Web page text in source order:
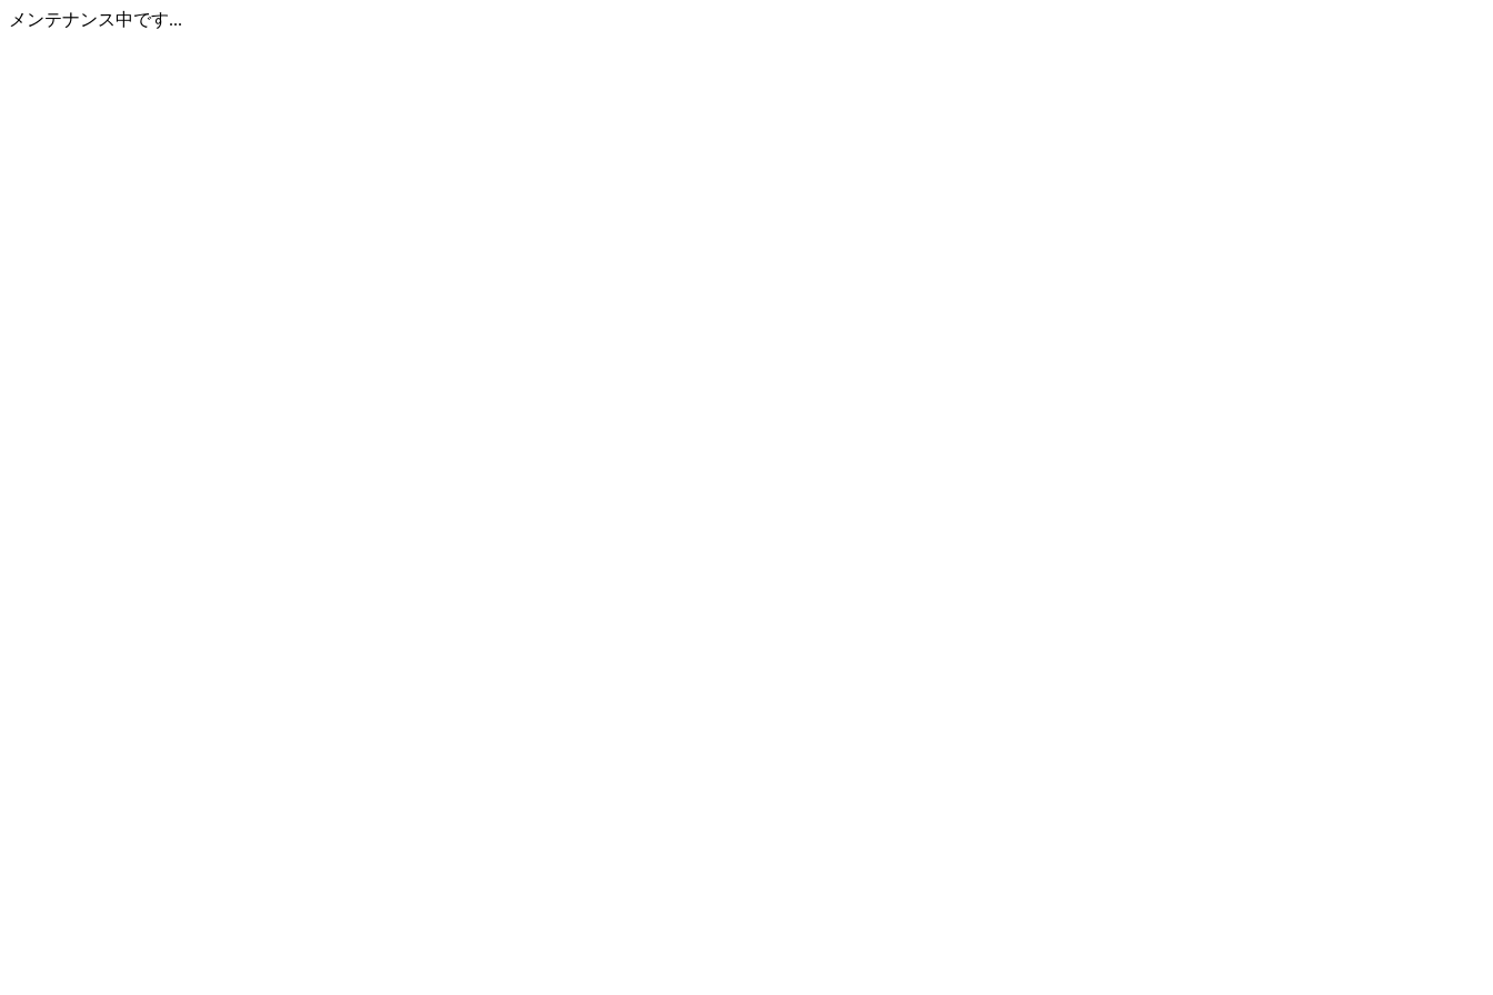
メンテナンス中です...